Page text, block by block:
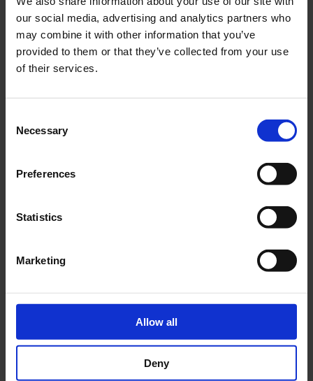
our social media, advertising and analytics partners who
may combine it with other information that you’ve
provided to them or that they’ve collected from your use
of their services.
Selection
Necessary
Preferences
Statistics
Marketing
Allow all
Deny
WAS KÖNNTE MICH NOCH
SERVICE